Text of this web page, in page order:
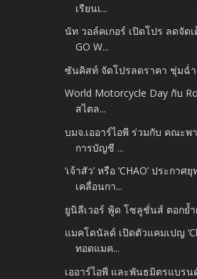
เรียนเ...
นัท วอล์คเกอร์ เปิดโปร ลดจัด
GO W...
ซันคิสท์ จัดโปรลดราคา ชุ่มฉ่
World Motorcycle Day กับ
สไตล...
บมจ.เออาร์ไอพี ร่วมกับ คณะ
การบัญชี ...
‘เจ้าสัว’ หรือ ‘CHAO’ ประกา
เคลื่อนกา...
ยูนิลีเวอร์ ฟู้ด โซลูชั่นส์ ตอกย้
แมคโดนัลด์ เปิดตัวแคมเปญ
ทอดแมค...
เออาร์ไอพี และพันธมิตรแบร